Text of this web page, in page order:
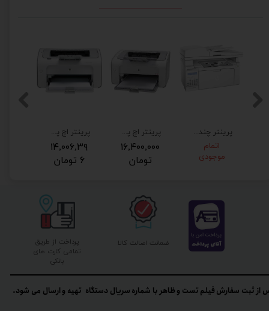
پرینتر اچ پی لیزی HP 1005 برق 220 فابریک
۱۴,۰۰۶,۳۹
۶ تومان
پرینتر اچ پی مدل HP 1102 برق 220 ولت فابریک با ضمانت
۱۶,۴۰۰,۰۰۰
تومان
پرینتر چندکاره لیزری اچ پی مدل LaserJet Pro MFP M130a
اتمام
موجودی
پرداخت از طریق
تمامی کارت های
بانکی
ضمانت اصالت کالا
از ثبت سفارش فیلم تست و ظاهر با شماره سریال دستگاه تهیه و ارسال می شود.